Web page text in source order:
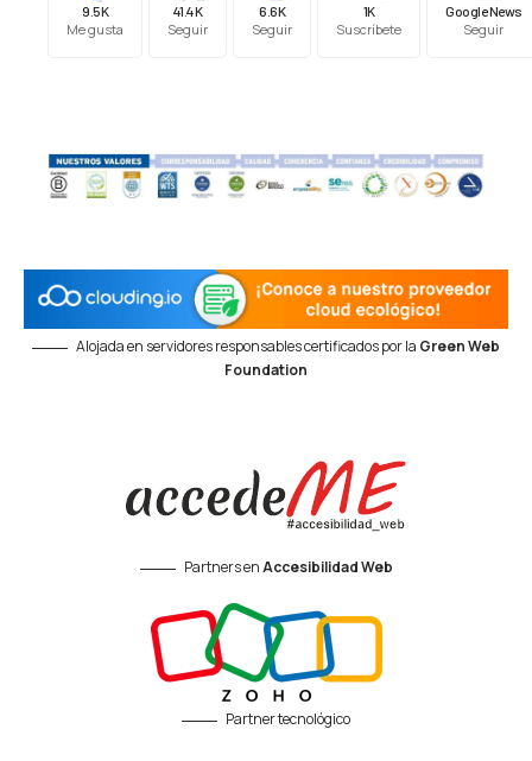
9.5K
Me gusta
41.4K
Seguir
6.6K
Seguir
1K
Suscríbete
Google News
Seguir
Alojada en servidores responsables certificados por la Green Web
Foundation
Partners enAccesibilidad Web
Partner tecnológico